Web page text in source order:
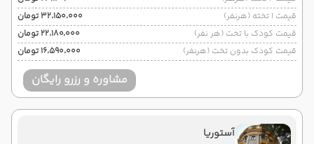
قیمت 1 تخته (هرنفر)
۳۲٬۱۵۰٬۰۰۰ تومان
قیمت کودک با تخت (هر نفر)
۲۲٬۱۸۰٬۰۰۰ تومان
قیمت کودک بدون تخت (هرنفر)
۱۶٬۵۹۰٬۰۰۰ تومان
مشاوره و رزرو رایگان
آستوریا